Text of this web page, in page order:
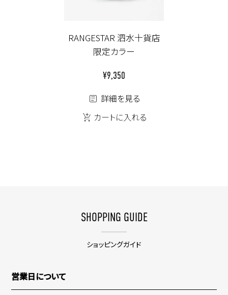
RANGESTAR 泗水十貨店
限定カラー
¥9,350
詳細を見る
カートに入れる
SHOPPING GUIDE
ショッピングガイド
営業日について